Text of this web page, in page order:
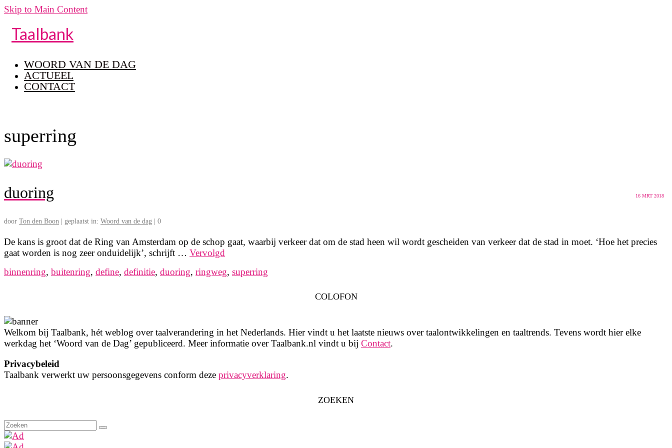
Skip to Main Content
Taalbank
WOORD VAN DE DAG
ACTUEEL
CONTACT
superring
16 MRT 2018
duoring
door Ton den Boon geplaatst in: Woord van de dag 0
De kans is groot dat de Ring van Amsterdam op de schop gaat, waarbij verkeer dat om de stad heen wil wordt gescheiden van verkeer dat de stad in moet. ‘Hoe het precies
gaat worden is nog zeer onduidelijk’, schrijft … Vervolgd
binnenring, buitenring, define, definitie, duoring, ringweg, superring
COLOFON
Welkom bij Taalbank, hét weblog over taalverandering in het Nederlands. Hier vindt u het laatste nieuws over taalontwikkelingen en taaltrends. Tevens wordt hier elke
werkdag het ‘Woord van de Dag’ gepubliceerd. Meer informatie over Taalbank.nl vindt u bij Contact.
Privacybeleid
Taalbank verwerkt uw persoonsgegevens conform deze privacyverklaring.
ZOEKEN
Zoeken
naar: